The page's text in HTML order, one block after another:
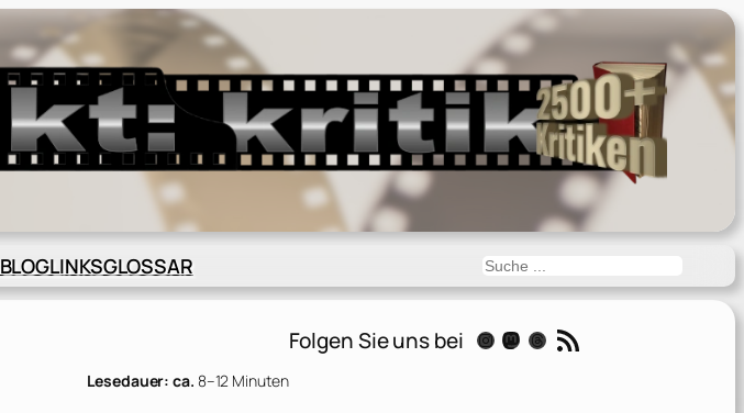
BLOGLINKSGLOSSAR Suchen
Lesedauer: ca. 8–12 Minuten
Folgen Sie uns bei Instagram Mastodon Threads RSS-Feed